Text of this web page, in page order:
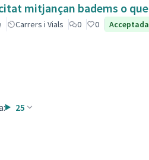
mitjançan badems o
Carrers i Vials 0 0 Acceptada
25